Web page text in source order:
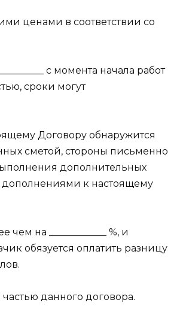
ценами в соответствии со
с момента начала работ
сроки могут
Договору обнаружится
сметой, стороны письменно
дополнительных
дополнениями к настоящему
на ____________ %, и
обязуется оплатить разницу
данного договора.